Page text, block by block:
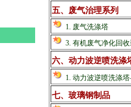
五、废气治理系列
1. 废气洗涤塔
3. 有机废气净化回
六、动力波逆喷洗涤
1. 动力波逆喷洗涤
七、玻璃钢制品